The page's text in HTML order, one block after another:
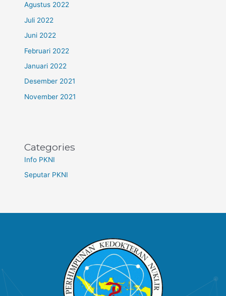
Agustus 2022
Juli 2022
Juni 2022
Februari 2022
Januari 2022
Desember 2021
November 2021
Categories
Info PKNI
Seputar PKNI